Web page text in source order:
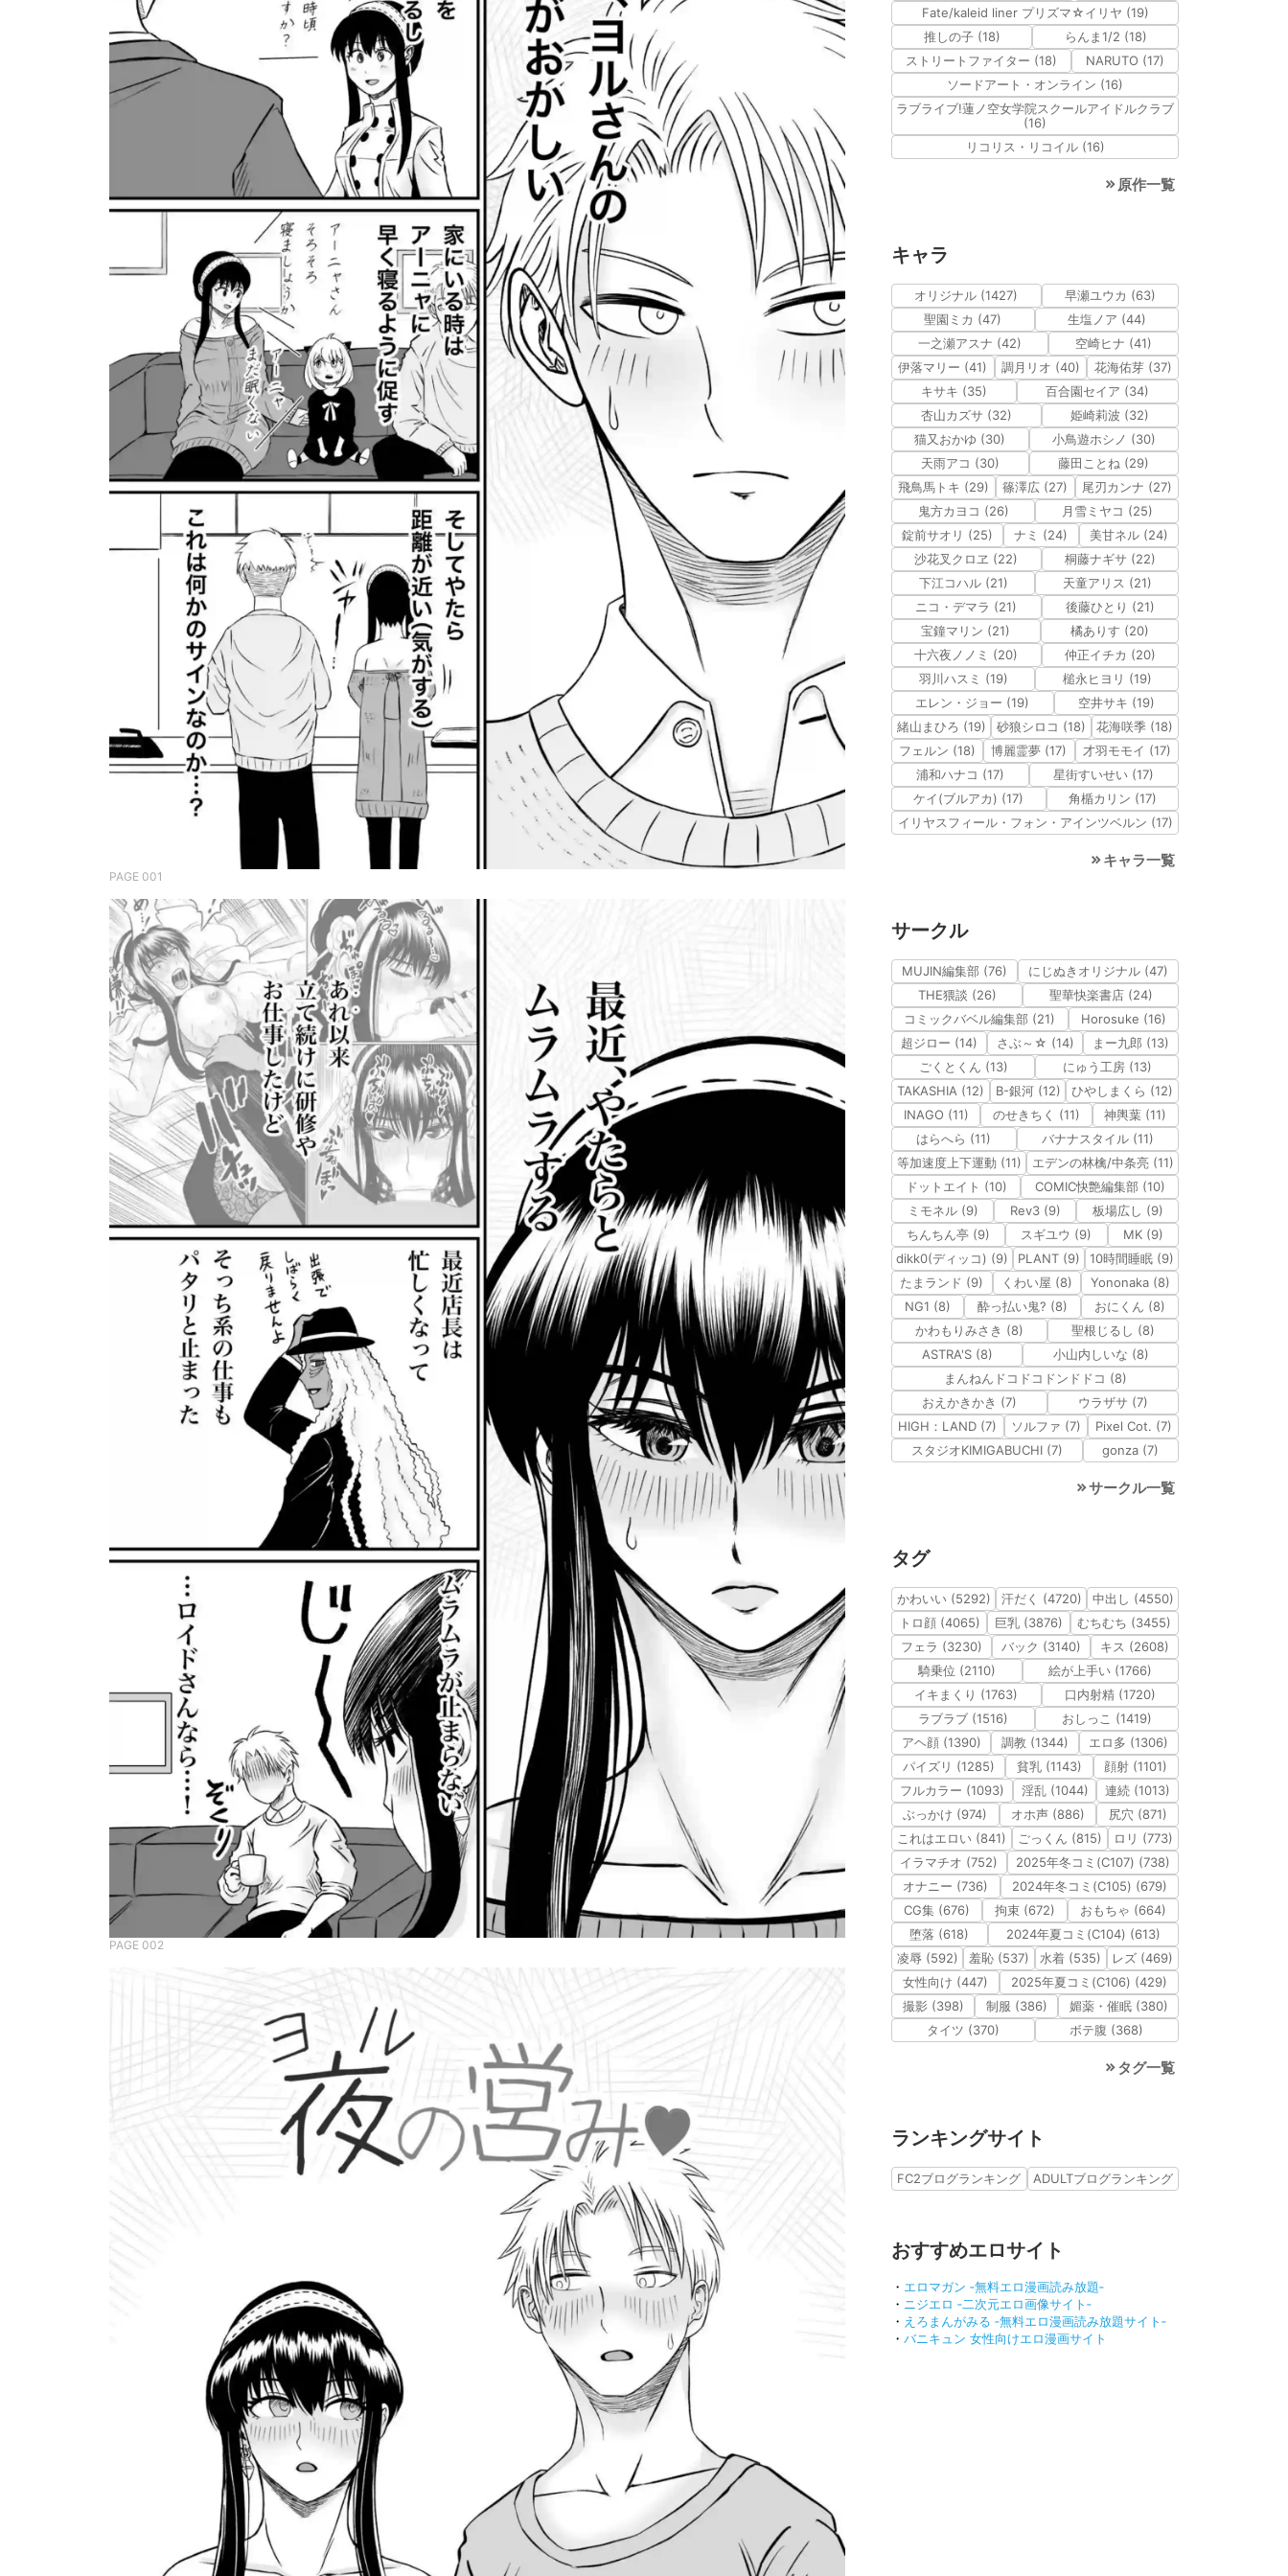
PAGE 001
PAGE 002
Fate/kaleid liner プリズマ☆イリヤ (19)
推しの子 (18)
らんま1/2 (18)
ストリートファイター (18)
NARUTO (17)
ソードアート・オンライン (16)
ラブライブ!蓮ノ空女学院スクールアイドルクラブ
(16)
リコリス・リコイル (16)
原作一覧
キャラ
オリジナル (1427)
早瀬ユウカ (63)
聖園ミカ (47)
生塩ノア (44)
一之瀬アスナ (42)
空崎ヒナ (41)
伊落マリー (41)
調月リオ (40)
花海佑芽 (37)
キサキ (35)
百合園セイア (34)
杏山カズサ (32)
姫崎莉波 (32)
猫又おかゆ (30)
小鳥遊ホシノ (30)
天雨アコ (30)
藤田ことね (29)
飛鳥馬トキ (29)
篠澤広 (27)
尾刃カンナ (27)
鬼方カヨコ (26)
月雪ミヤコ (25)
錠前サオリ (25)
ナミ (24)
美甘ネル (24)
沙花叉クロヱ (22)
桐藤ナギサ (22)
下江コハル (21)
天童アリス (21)
ニコ・デマラ (21)
後藤ひとり (21)
宝鐘マリン (21)
橘ありす (20)
十六夜ノノミ (20)
仲正イチカ (20)
羽川ハスミ (19)
槌永ヒヨリ (19)
エレン・ジョー (19)
空井サキ (19)
緒山まひろ (19)
砂狼シロコ (18)
花海咲季 (18)
フェルン (18)
博麗霊夢 (17)
才羽モモイ (17)
浦和ハナコ (17)
星街すいせい (17)
ケイ(ブルアカ) (17)
角楯カリン (17)
イリヤスフィール・フォン・アインツベルン (17)
キャラ一覧
サークル
MUJIN編集部 (76)
にじぬきオリジナル (47)
THE猥談 (26)
聖華快楽書店 (24)
コミックバベル編集部 (21)
Horosuke (16)
超ジロー (14)
さぶ～☆ (14)
まー九郎 (13)
ごくとくん (13)
にゅう工房 (13)
TAKASHIA (12)
B-銀河 (12)
ひやしまくら (12)
INAGO (11)
のせきちく (11)
神輿葉 (11)
はらへら (11)
バナナスタイル (11)
等加速度上下運動 (11)
エデンの林檎/中条亮 (11)
ドットエイト (10)
COMIC快艶編集部 (10)
ミモネル (9)
Rev3 (9)
板場広し (9)
ちんちん亭 (9)
スギユウ (9)
MK (9)
dikk0(ディッコ) (9)
PLANT (9)
10時間睡眠 (9)
たまランド (9)
くわい屋 (8)
Yononaka (8)
NG1 (8)
酔っ払い鬼? (8)
おにくん (8)
かわもりみさき (8)
聖根じるし (8)
ASTRA'S (8)
小山内しいな (8)
まんねんドコドコドンドドコ (8)
おえかきかき (7)
ウラザサ (7)
HIGH：LAND (7)
ソルファ (7)
Pixel Cot. (7)
スタジオKIMIGABUCHI (7)
gonza (7)
サークル一覧
タグ
かわいい (5292) 汗だく (4720)
中出し (4550)
トロ顔 (4065)
巨乳 (3876)
むちむち (3455)
フェラ (3230)
バック (3140)
キス (2608)
騎乗位 (2110)
絵が上手い (1766)
イキまくり (1763)
口内射精 (1720)
ラブラブ (1516)
おしっこ (1419)
アヘ顔 (1390)
調教 (1344)
エロ多 (1306)
パイズリ (1285)
貧乳 (1143)
顔射 (1101)
フルカラー (1093)
淫乱 (1044)
連続 (1013)
ぶっかけ (974)
オホ声 (886)
尻穴 (871)
これはエロい (841)
ごっくん (815)
ロリ (773)
イラマチオ (752)
2025年冬コミ(C107) (738)
オナニー (736)
2024年冬コミ(C105) (679)
CG集 (676)
拘束 (672)
おもちゃ (664)
堕落 (618)
2024年夏コミ(C104) (613)
凌辱 (592)
羞恥 (537) 水着 (535)
レズ (469)
女性向け (447)
2025年夏コミ(C106) (429)
撮影 (398)
制服 (386)
媚薬・催眠 (380)
タイツ (370)
ボテ腹 (368)
タグ一覧
ランキングサイト
FC2ブログランキング ADULTブログランキング
おすすめエロサイト
・ エロマガン ‐無料エロ漫画読み放題‐
・ ニジエロ ‐二次元エロ画像サイト‐
・ えろまんがみる ‐無料エロ漫画読み放題サイト‐
・ バニキュン 女性向けエロ漫画サイト